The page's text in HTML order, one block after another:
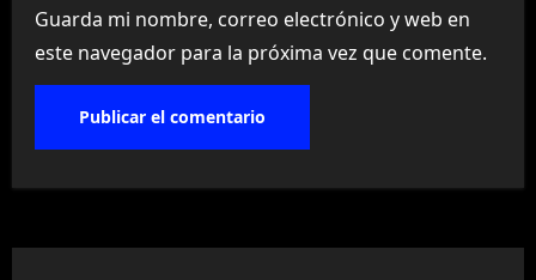
Guarda mi nombre, correo electrónico y web en
este navegador para la próxima vez que comente.